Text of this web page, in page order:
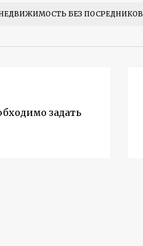
БЕЗ ПОСРЕДНИКОВ
задать